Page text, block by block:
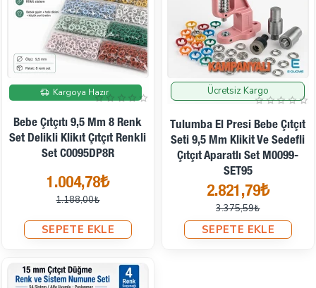
İndirimde
Kargoya Hazır
Bebe Çıtçıtı 9,5 Mm 8 Renk
Set Delikli Klikıt Çıtçıt Renkli
Set C0095DP8R
1.004,78₺
1.188,00₺
SEPETE EKLE
İndirimde
Ücretsiz Kargo
Tulumba El Presi Bebe Çıtçıt
Seti 9,5 Mm Klikit Ve Sedefli
Çıtçıt Aparatlı Set M0099-
SET95
2.821,79₺
3.375,59₺
SEPETE EKLE